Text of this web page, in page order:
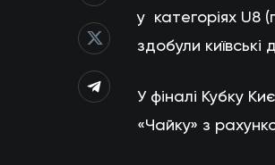
у категоріях U8
здобули київські
У фіналі Кубку
«Чайку» з